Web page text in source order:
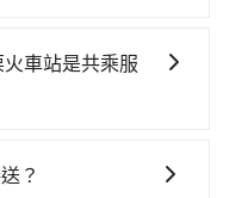
要載其他乘客的人來
邊隨租隨還看似方
從哪邊去哪裡（當然
台保證出車。由於有
天凌晨六點前完成更
。
車站是共乘服
需專車接送，車內除
？